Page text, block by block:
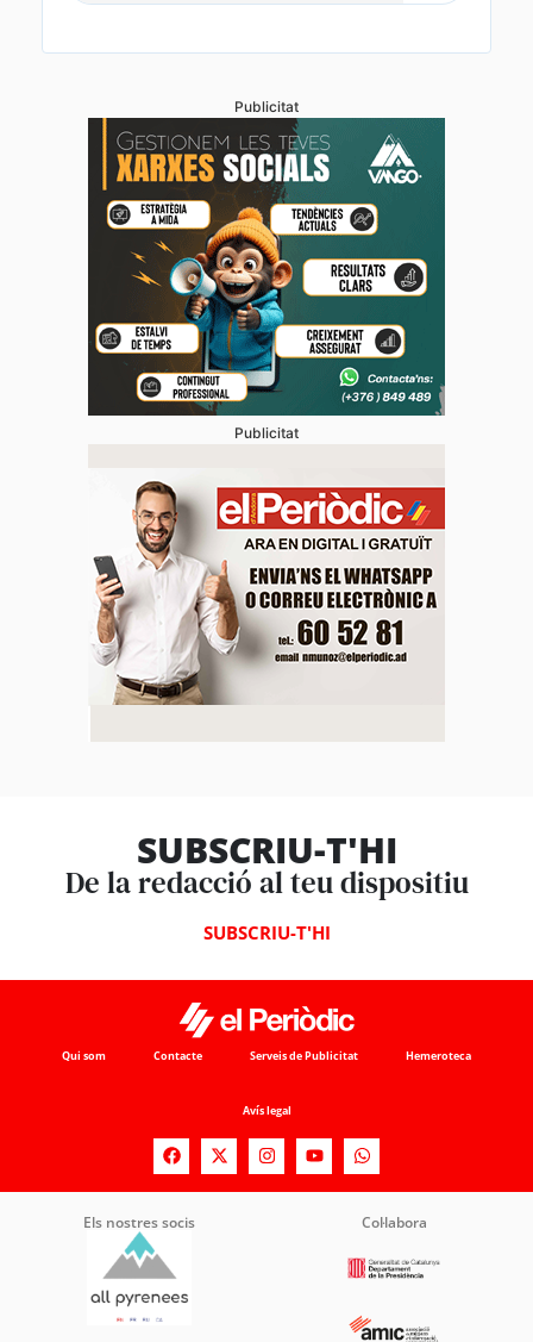
Publicitat
Publicitat
SUBSCRIU-T'HI
De la redacció al teu dispositiu
SUBSCRIU-T'HI
Qui som Contacte Serveis de Publicitat Hemeroteca
Avís legal
Els nostres socis Col·labora